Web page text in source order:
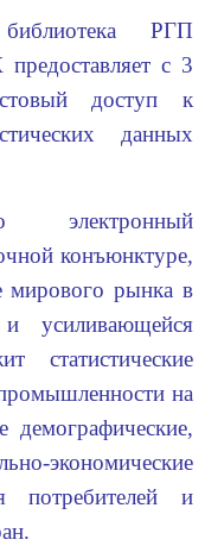
РГП
с 3
доступ к
данных
конъюнктуре,
мирового рынка в
усиливающейся
статистические
на
экономические
потребителей и